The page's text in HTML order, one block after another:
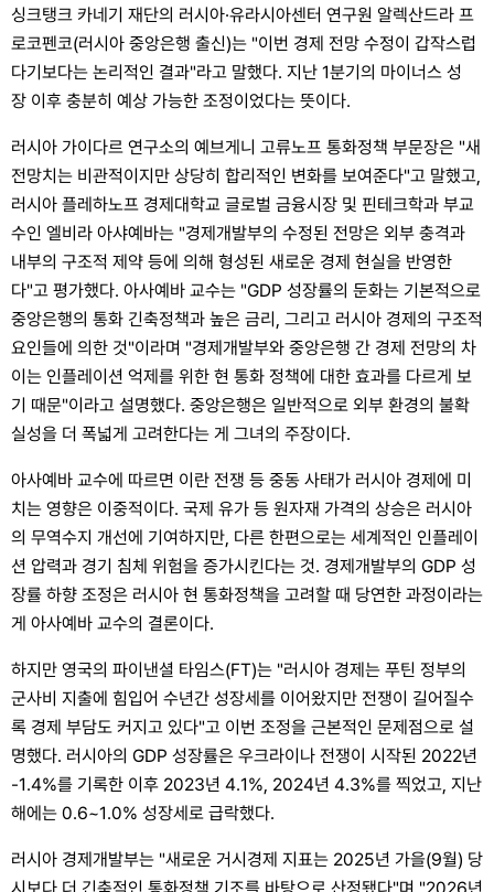
싱크탱크 카네기 재단의 러시아·유라시아센터 연구원 알렉산드라 프
로코펜코(러시아 중앙은행 출신)는 "이번 경제 전망 수정이 갑작스럽
다기보다는 논리적인 결과"라고 말했다. 지난 1분기의 마이너스 성
장 이후 충분히 예상 가능한 조정이었다는 뜻이다.
러시아 가이다르 연구소의 예브게니 고류노프 통화정책 부문장은 "새
전망치는 비관적이지만 상당히 합리적인 변화를 보여준다"고 말했고,
러시아 플레하노프 경제대학교 글로벌 금융시장 및 핀테크학과 부교
수인 엘비라 아샤예바는 "경제개발부의 수정된 전망은 외부 충격과
내부의 구조적 제약 등에 의해 형성된 새로운 경제 현실을 반영한
다"고 평가했다. 아사예바 교수는 "GDP 성장률의 둔화는 기본적으로
중앙은행의 통화 긴축정책과 높은 금리, 그리고 러시아 경제의 구조적
요인들에 의한 것"이라며 "경제개발부와 중앙은행 간 경제 전망의 차
이는 인플레이션 억제를 위한 현 통화 정책에 대한 효과를 다르게 보
기 때문"이라고 설명했다. 중앙은행은 일반적으로 외부 환경의 불확
실성을 더 폭넓게 고려한다는 게 그녀의 주장이다.
아사예바 교수에 따르면 이란 전쟁 등 중동 사태가 러시아 경제에 미
치는 영향은 이중적이다. 국제 유가 등 원자재 가격의 상승은 러시아
의 무역수지 개선에 기여하지만, 다른 한편으로는 세계적인 인플레이
션 압력과 경기 침체 위험을 증가시킨다는 것. 경제개발부의 GDP 성
장률 하향 조정은 러시아 현 통화정책을 고려할 때 당연한 과정이라는
게 아사예바 교수의 결론이다.
하지만 영국의 파이낸셜 타임스(FT)는 "러시아 경제는 푸틴 정부의
군사비 지출에 힘입어 수년간 성장세를 이어왔지만 전쟁이 길어질수
록 경제 부담도 커지고 있다"고 이번 조정을 근본적인 문제점으로 설
명했다. 러시아의 GDP 성장률은 우크라이나 전쟁이 시작된 2022년
-1.4%를 기록한 이후 2023년 4.1%, 2024년 4.3%를 찍었고, 지난
해에는 0.6~1.0% 성장세로 급락했다.
러시아 경제개발부는 "새로운 거시경제 지표는 2025년 가을(9월) 당